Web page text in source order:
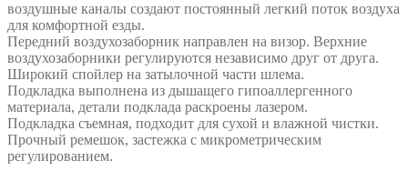
воздушные каналы создают постоянный легкий поток воздуха
для комфортной езды.
Передний воздухозаборник направлен на визор. Верхние
воздухозаборники регулируются независимо друг от друга.
Широкий спойлер на затылочной части шлема.
Подкладка выполнена из дышащего гипоаллергенного
материала, детали подклада раскроены лазером.
Подкладка съемная, подходит для сухой и влажной чистки.
Прочный ремешок, застежка с микрометрическим
регулированием.